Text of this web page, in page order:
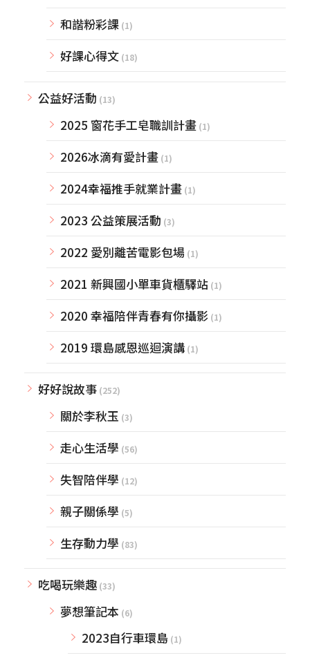
和諧粉彩課 (1)
好課心得文 (18)
公益好活動 (13)
2025 窗花手工皂職訓計畫 (1)
2026冰滴有愛計畫 (1)
2024幸福推手就業計畫 (1)
2023 公益策展活動 (3)
2022 愛別離苦電影包場 (1)
2021 新興國小單車貨櫃驛站 (1)
2020 幸福陪伴青春有你攝影 (1)
2019 環島感恩巡迴演講 (1)
好好說故事 (252)
關於李秋玉 (3)
走心生活學 (56)
失智陪伴學 (12)
親子關係學 (5)
生存動力學 (83)
吃喝玩樂趣 (33)
夢想筆記本 (6)
2023自行車環島 (1)